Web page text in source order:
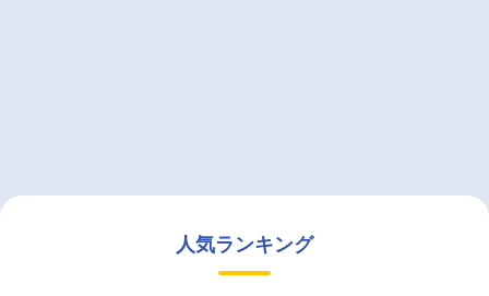
人気ランキング